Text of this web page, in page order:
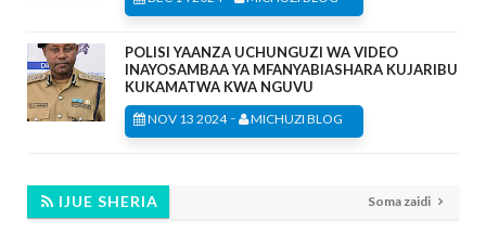
POLISI YAANZA UCHUNGUZI WA VIDEO
INAYOSAMBAA YA MFANYABIASHARA KUJARIBU
KUKAMATWA KWA NGUVU
NOV 13 2024- MICHUZI BLOG
IJUE SHERIA Soma zaidi